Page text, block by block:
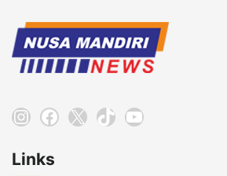
Instagram
Facebook
X TikTokYouTube
Links